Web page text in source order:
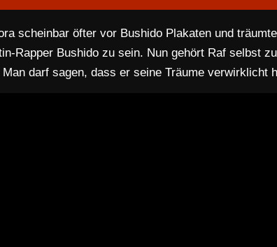
scheinbar öfter vor Bushido Plakaten und
Rapper Bushido zu sein. Nun gehört Raf selbst
darf sagen, dass er seine Träume verwirklicht